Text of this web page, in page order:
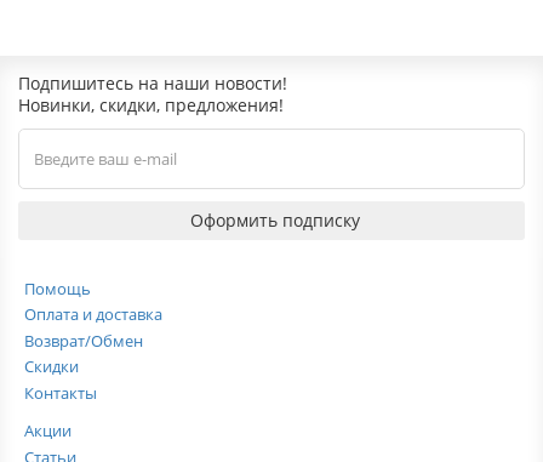
Подпишитесь на наши новости!
Новинки, скидки, предложения!
Оформить подписку
Помощь
Оплата и доставка
Возврат/Обмен
Скидки
Контакты
Акции
Статьи